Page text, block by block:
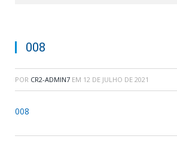
008
POR CR2-ADMIN7 EM 12 DE JULHO DE 2021
008